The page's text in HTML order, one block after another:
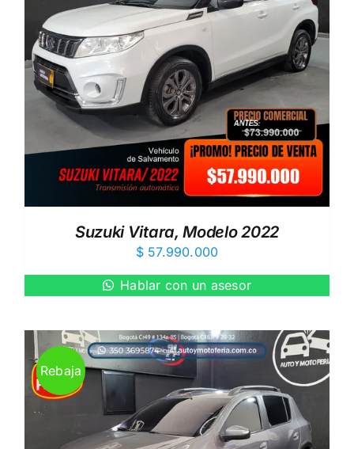
Suzuki Vitara, Modelo 2022
$57.990.000
Hablar con un asesor
Rebaja